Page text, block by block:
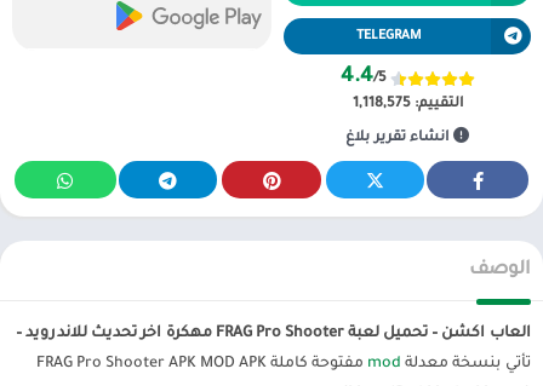
TELEGRAM
4.4/5
التقييم:1,118,575
انشاء تقرير بلاغ
الوصف
العاب اكشن – تحميل لعبة FRAG Pro Shooter مهكرة اخر تحديث للاندرويد –
تأتي بنسخة معدلة mod
مفتوحة كاملة FRAG Pro Shooter APK MOD APK